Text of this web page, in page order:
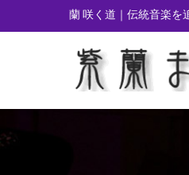
蘭 咲く道｜伝統音楽を